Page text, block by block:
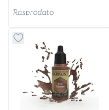
Rasprodato
Dugme za dodavanje